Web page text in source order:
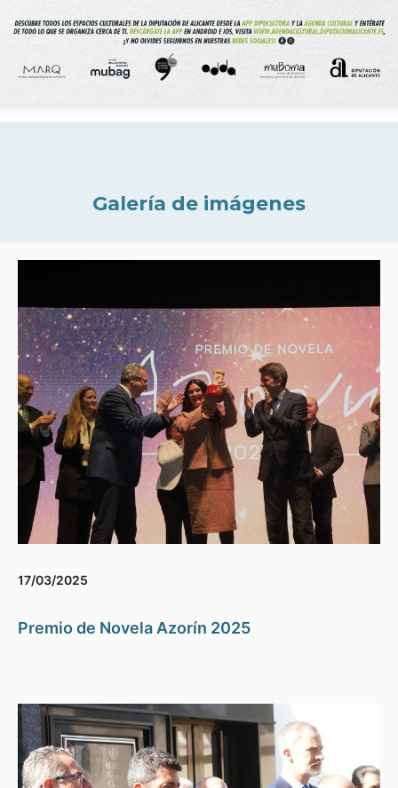
Galería de imágenes
17/03/2025
Premio de Novela Azorín 2025